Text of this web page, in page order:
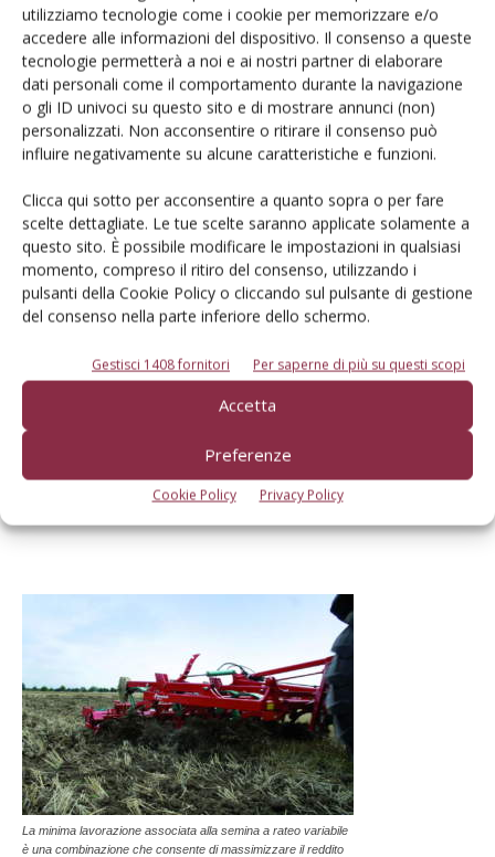
utilizziamo tecnologie come i cookie per memorizzare e/o
accedere alle informazioni del dispositivo. Il consenso a queste
tecnologie permetterà a noi e ai nostri partner di elaborare
dati personali come il comportamento durante la navigazione
o gli ID univoci su questo sito e di mostrare annunci (non)
personalizzati. Non acconsentire o ritirare il consenso può
influire negativamente su alcune caratteristiche e funzioni.
Clicca qui sotto per acconsentire a quanto sopra o per fare
scelte dettagliate. Le tue scelte saranno applicate solamente a
questo sito. È possibile modificare le impostazioni in qualsiasi
momento, compreso il ritiro del consenso, utilizzando i
pulsanti della Cookie Policy o cliccando sul pulsante di gestione
del consenso nella parte inferiore dello schermo.
Gestisci 1408 fornitori Per saperne di più su questi scopi
Accetta
Preferenze
Cookie Policy Privacy Policy
granella
(t/ha)
8,00 9,44 8,93
Plv 1.384 1.634 1.544
Pagamento
diretto
400 400 400
400
RICAVI
1.784 2.034 1.944
COSTI
REDDITO
LORDO
924 1.104 1.092 945
RICAVI 1.784 2.034 1.944
COSTI
TOTALI
1.806
RICAVI
1.784 2.034 1.944
1.735
1.635
NETTO
399
La minima lavorazione associata alla semina a rateo variabile
è una combinazione che consente di massimizzare il reddito